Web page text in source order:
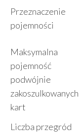
Przeznaczenie
pojemności
Maksymalna
pojemność
podwójnie
zakoszulkowanych
kart
Liczba przegród